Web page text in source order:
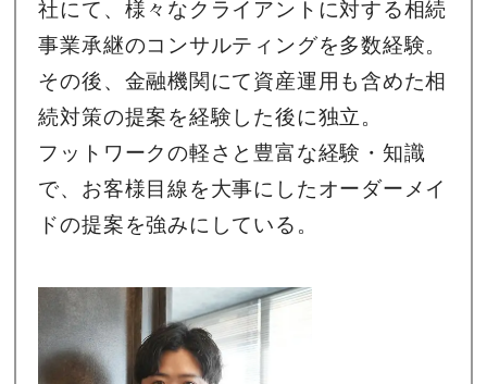
社にて、様々なクライアントに対する相続
事業承継のコンサルティングを多数経験。
その後、金融機関にて資産運用も含めた相
続対策の提案を経験した後に独立。
フットワークの軽さと豊富な経験・知識
で、お客様目線を大事にしたオーダーメイ
ドの提案を強みにしている。